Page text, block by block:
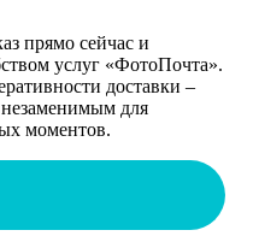
прямо сейчас и
услуг «ФотоПочта».
доставки –
незаменимым для
моментов.